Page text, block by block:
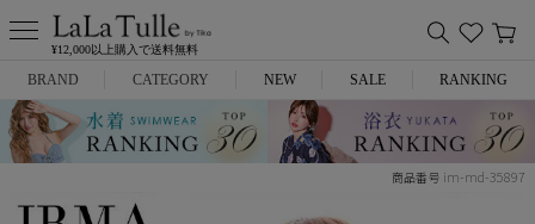
¥12,000以上購入で送料無料
BRAND
Anella
CATEGORY
ミニドレス
NEW SALE RANKING
商品番号 im-md-35897